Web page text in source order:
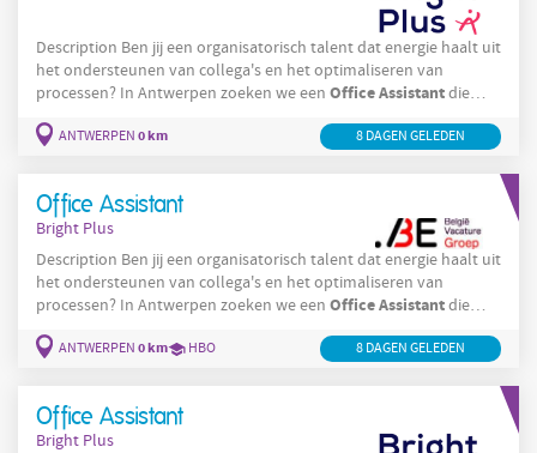
Description Ben jij een organisatorisch talent dat energie haalt uit
het ondersteunen van collega's en het optimaliseren van
processen? In Antwerpen zoeken we een OfficeAssistantdie
notariskantoor. Solliciteer snel op deze veelzijdige job! Jouw
externe partners.
ANTWERPEN 0 km 8 DAGEN GELEDEN
Office Assistant
Bright Plus
Description Ben jij een organisatorisch talent dat energie haalt uit
het ondersteunen van collega's en het optimaliseren van
processen? In Antwerpen zoeken we een OfficeAssistantdie
notariskantoor. Solliciteer snel op deze veelzijdige job! Jouw
externe partners. Je beheert
ANTWERPEN 0 km HBO 8 DAGEN GELEDEN
Office Assistant
Bright Plus